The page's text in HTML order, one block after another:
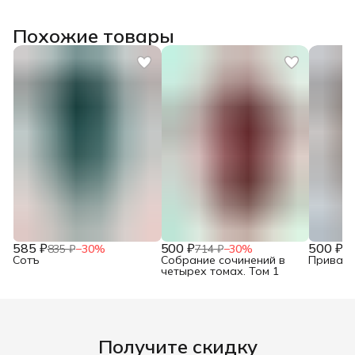
Похожие товары
585 ₽835 ₽−30%
Сотъ
500 ₽714 ₽−30%
Собрание сочинений в
четырех томах. Том 1
500 ₽
Получите скидку